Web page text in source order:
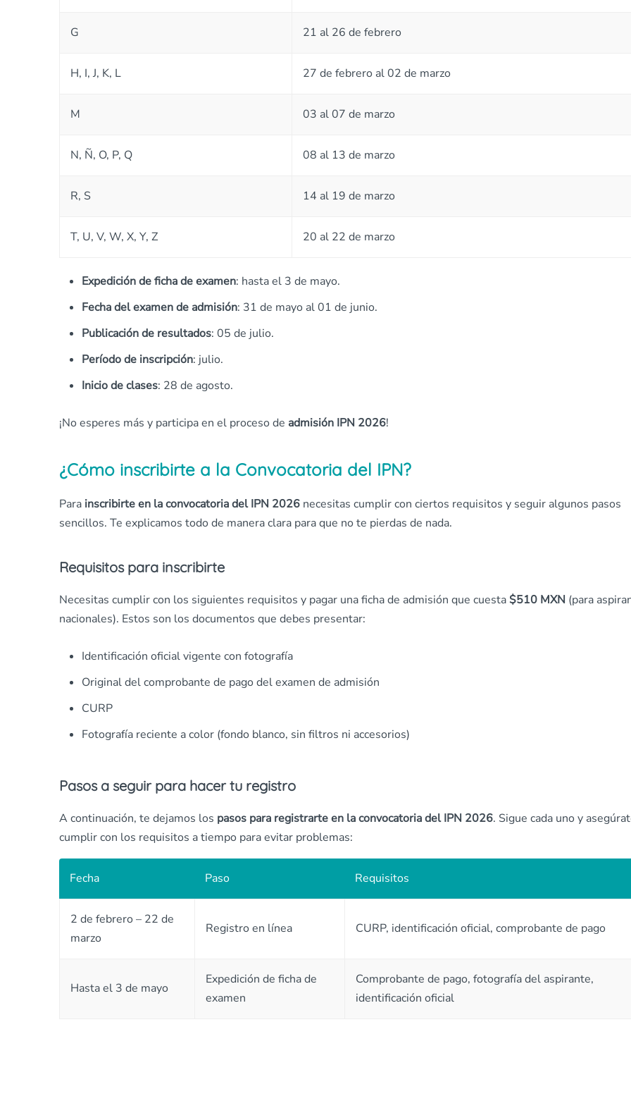
G 21 al 26 de febrero
H, I, J, K, L 27 de febrero al 02 de marzo
M 03 al 07 de marzo
N, Ñ, O, P, Q 08 al 13 de marzo
R, S 14 al 19 de marzo
T, U, V, W, X, Y, Z 20 al 22 de marzo
Expedición de ficha de examen: hasta el 3 de mayo.
Fecha del examen de admisión: 31 de mayo al 01 de junio.
Publicación de resultados: 05 de julio.
Período de inscripción: julio.
Inicio de clases: 28 de agosto.
¡No esperes más y participa en el proceso de admisión IPN 2026!
¿Cómo inscribirte a la Convocatoria del IPN?
Para inscribirte en la convocatoria del IPN 2026 necesitas cumplir con ciertos requisitos y seguir algunos pasos
sencillos. Te explicamos todo de manera clara para que no te pierdas de nada.
Requisitos para inscribirte
Necesitas cumplir con los siguientes requisitos y pagar una ficha de admisión que cuesta$510 MXN (para
nacionales). Estos son los documentos que debes presentar:
Identificación oficial vigente con fotografía
Original del comprobante de pago del examen de admisión
CURP
Fotografía reciente a color (fondo blanco, sin filtros ni accesorios)
Pasos a seguir para hacer tu registro
A continuación, te dejamos los pasos para registrarte en la convocatoria del IPN 2026. Sigue cada uno y
cumplir con los requisitos a tiempo para evitar problemas:
Fecha Paso Requisitos
2 de febrero – 22 de
marzo
Registro en línea CURP, identificación oficial, comprobante de pago
Hasta el 3 de mayo
Expedición de ficha de
examen
Comprobante de pago, fotografía del aspirante,
identificación oficial